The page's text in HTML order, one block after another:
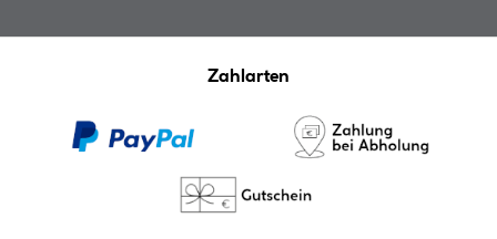
Zahlarten